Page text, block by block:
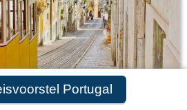
Portugal